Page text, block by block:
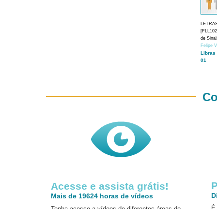
de
Felipe
Libras
01
Acesse e assista grátis!
Mais de 19624 horas de vídeos